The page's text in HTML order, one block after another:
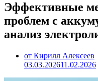
Эффективные
проблем с
анализ
от Кирилл Алексеев
03.03.202611.02.2026